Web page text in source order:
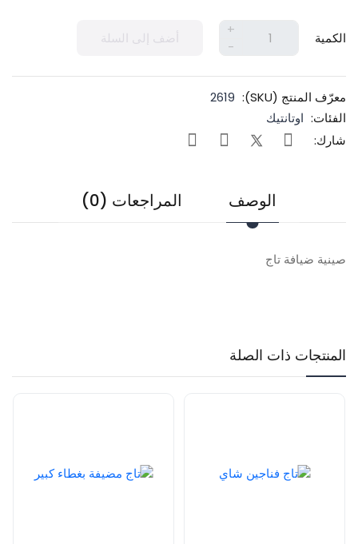
الكمية
+
-
أضف إلى السلة
معرّف المنتج (SKU):
2619
الفئات: اوتانتيك
شارك:
الوصف المراجعات (0)
صينية ضيافة تاج
المنتجات ذات الصلة